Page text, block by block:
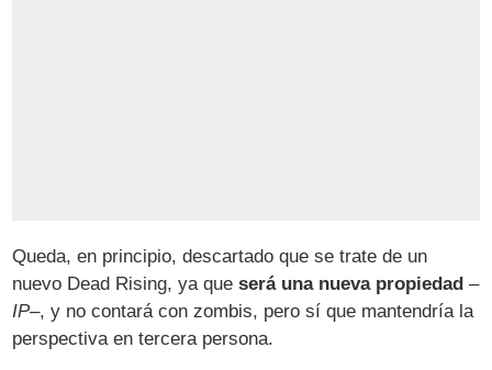
Queda, en principio, descartado que se trate de un
nuevo Dead Rising, ya queserá una nueva propiedad –
IP–, y no contará con zombis, pero sí que mantendría la
perspectiva en tercera persona.